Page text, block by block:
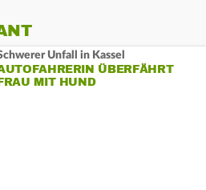
Unfall in Kassel
ÜBERFÄHRT
MIT HUND